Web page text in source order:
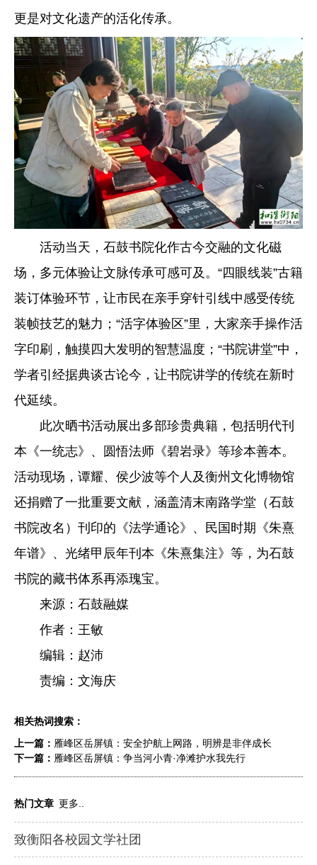
更是对文化遗产的活化传承。
活动当天，石鼓书院化作古今交融的文化磁
场，多元体验让文脉传承可感可及。“四眼线装”古籍
装订体验环节，让市民在亲手穿针引线中感受传统
装帧技艺的魅力；“活字体验区”里，大家亲手操作活
字印刷，触摸四大发明的智慧温度；“书院讲堂”中，
学者引经据典谈古论今，让书院讲学的传统在新时
代延续。
此次晒书活动展出多部珍贵典籍，包括明代刊
本《一统志》、圆悟法师《碧岩录》等珍本善本。
活动现场，谭耀、侯少波等个人及衡州文化博物馆
还捐赠了一批重要文献，涵盖清末南路学堂（石鼓
书院改名）刊印的《法学通论》、民国时期《朱熹
年谱》、光绪甲辰年刊本《朱熹集注》等，为石鼓
书院的藏书体系再添瑰宝。
来源：石鼓融媒
作者：王敏
编辑：赵沛
责编：文海庆
相关热词搜索：
上一篇： 雁峰区岳屏镇：安全护航上网路，明辨是非伴成长
下一篇： 雁峰区岳屏镇：争当河小青·净滩护水我先行
热门文章 更多..
致衡阳各校园文学社团